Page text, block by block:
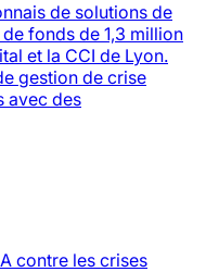
de solutions de
fonds de 1,3 million
et la CCI de Lyon.
gestion de crise
avec des
contre les crises